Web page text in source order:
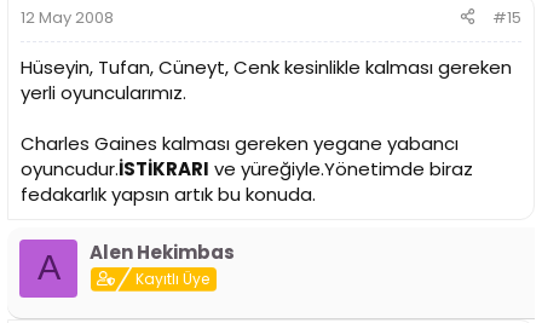
12 May 2008 #15
Hüseyin, Tufan, Cüneyt, Cenk kesinlikle kalması gereken
yerli oyuncularımız.
Charles Gaines kalması gereken yegane yabancı
oyuncudur.İSTİKRARI ve yüreğiyle.Yönetimde biraz
fedakarlık yapsın artık bu konuda.
A Alen Hekimbas
Kayıtlı Üye